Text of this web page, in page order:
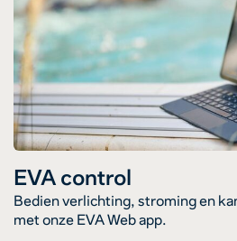
EVA control
Bedien verlichting, stroming en
met onze EVA Web app.